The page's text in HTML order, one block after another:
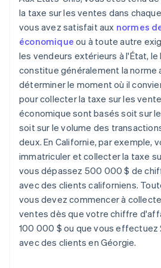
la taxe sur les ventes dans
vous avez satisfait aux normes
économique ou à toute autre
les vendeurs extérieurs à l'État, le
constitue généralement la norme
déterminer le moment où il
pour collecter la taxe sur les
économique sont basés soit sur
soit sur le volume des
deux. En Californie, par exemple,
immatriculer et collecter la taxe
vous dépassez 500 000 $ de
avec des clients californiens.
vous devez commencer à
ventes dès que votre chiffre
100 000 $ ou que vous
avec des clients en Géorgie.